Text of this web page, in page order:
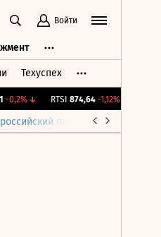
Войти
Техуспех
-0,2%↓ RTSI 874,64 -1,12%↓
парламент